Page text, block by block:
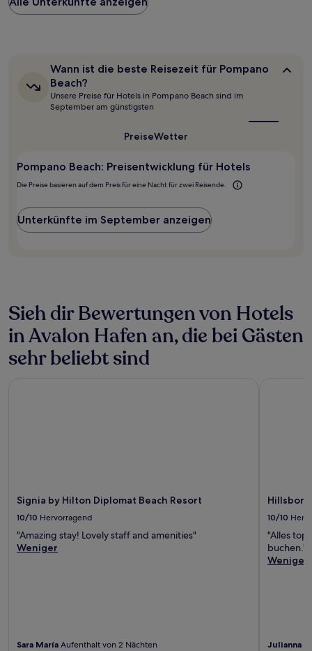
Nacht,
24 Stunden
2 Erwachsenen
wurde.
und
Verfügbarkeiten
zusätzliche
Bedingungen
gelten.
Wann
ist
die
beste
Reisezeit
Wann ist die beste Reisezeit für Pompano
Beach?
Unsere Preise für Hotels in Pompano Beach sind im
September am günstigsten
PreiseWetter
Pompano Beach: Preisentwicklung für Hotels
Die Preise basieren auf dem Preis für eine Nacht für zwei Reisende.
Unterkünfte im September anzeigen
Sieh dir Bewertungen von Hotels
in Avalon Hafen an, die bei Gästen
sehr beliebt sind
Signia by Hilton Diplomat Beach Resort
10/10 Hervorragend
"Amazing stay! Lovely staff and amenities"
Weniger
Sara María Aufenthalt von 2 Nächten
Hillsboro
10/10
"Alles
buchen."
Weniger
Julianna